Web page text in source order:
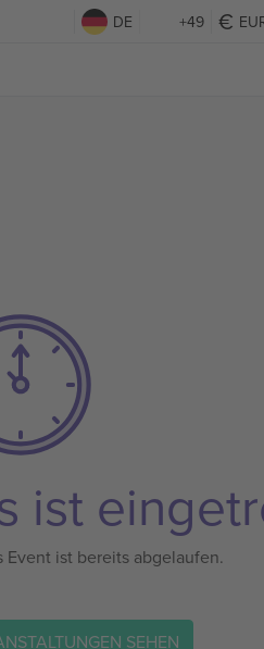
DE +49
ist
Event ist bereits abgelaufen.
SEHEN